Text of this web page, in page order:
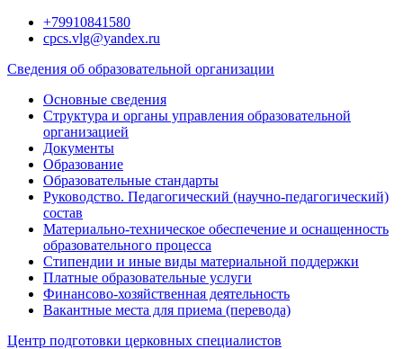
Перейти+79910841580
cpcs.vlg@yandex.ru
Сведения об образовательной организации
Основные сведения
Структура и органы управления образовательной
организацией
Документы
Образование
Образовательные стандарты
Руководство. Педагогический (научно-педагогический)
состав
Материально-техническое обеспечение и оснащенность
образовательного процесса
Стипендии и иные виды материальной поддержки
Платные образовательные услуги
Финансово-хозяйственная деятельность
Вакантные места для приема (перевода)
Центр подготовки церковных специалистов